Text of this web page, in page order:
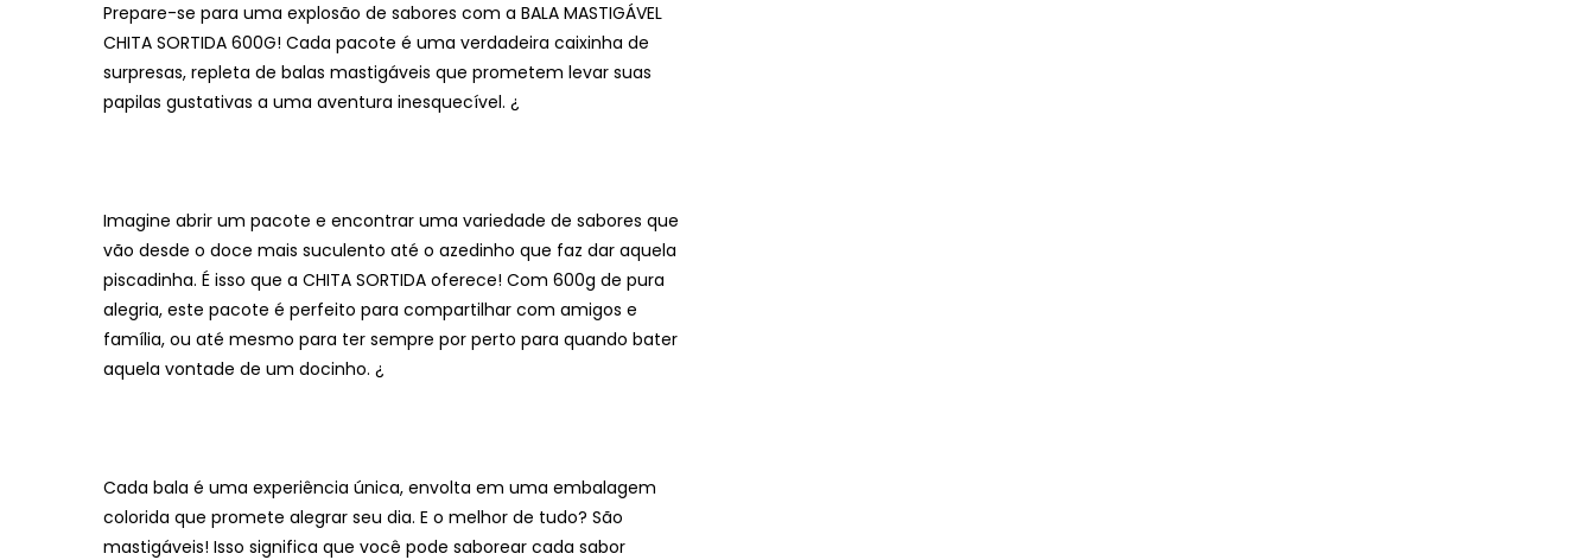
Prepare-se para uma explosão de sabores com a BALA MASTIGÁVEL
CHITA SORTIDA 600G! Cada pacote é uma verdadeira caixinha de
surpresas, repleta de balas mastigáveis que prometem levar suas
papilas gustativas a uma aventura inesquecível. ¿
Imagine abrir um pacote e encontrar uma variedade de sabores que
vão desde o doce mais suculento até o azedinho que faz dar aquela
piscadinha. É isso que a CHITA SORTIDA oferece! Com 600g de pura
alegria, este pacote é perfeito para compartilhar com amigos e
família, ou até mesmo para ter sempre por perto para quando bater
aquela vontade de um docinho. ¿
Cada bala é uma experiência única, envolta em uma embalagem
colorida que promete alegrar seu dia. E o melhor de tudo? São
mastigáveis! Isso significa que você pode saborear cada sabor